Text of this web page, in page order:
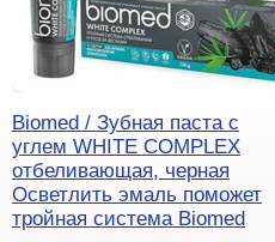
Biomed / Зубная паста с
углем WHITE COMPLEX
отбеливающая, черная
Осветлить эмаль поможет
тройная система Biomed